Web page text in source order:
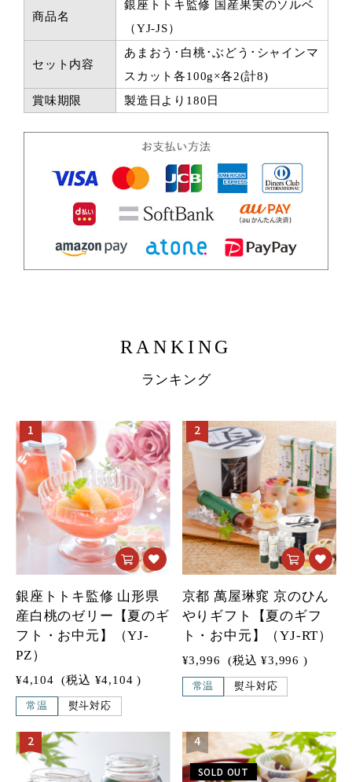
商品名
銀座トトキ監修 国産果実のソルベ
（YJ-JS）
セット内容
あまおう･白桃･ぶどう･シャインマ
スカット各100g×各2(計8)
賞味期限
製造日より180日
RANKING
ランキング
1
銀座トトキ監修 山形県
産白桃のゼリー【夏のギ
フト・お中元】（YJ-
PZ）
¥4,104 (税込 ¥4,104 )
常温 熨斗対応
2
京都 萬屋琳窕 京のひん
やりギフト【夏のギフ
ト・お中元】（YJ-RT）
¥3,996 (税込 ¥3,996 )
常温 熨斗対応
2 4
SOLD OUT